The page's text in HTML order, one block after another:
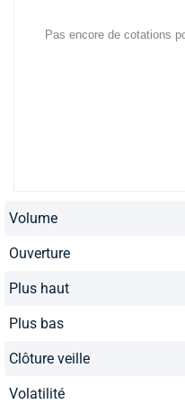
Volume
Ouverture
Plus haut
Plus bas
Clôture veille
Volatilité